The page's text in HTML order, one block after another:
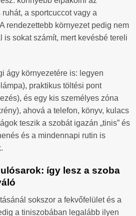
a sportcuccot vagy a
rendezettebb környezet pedig nem
is sokat számít, mert kevésbé tereli
ágy környezetére is: legyen
praktikus töltési pont
és egy kis személyes zóna
ahová a telefon, könyv, kulacs
teszik a szobát igazán „tinis” és
és a mindennapi rutin is
így lesz a szoba
sokszor a fekvőfelület és a
a tiniszobában legalább ilyen